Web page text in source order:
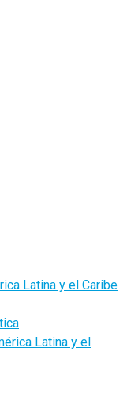
Latina y el Caribe
Latina y el